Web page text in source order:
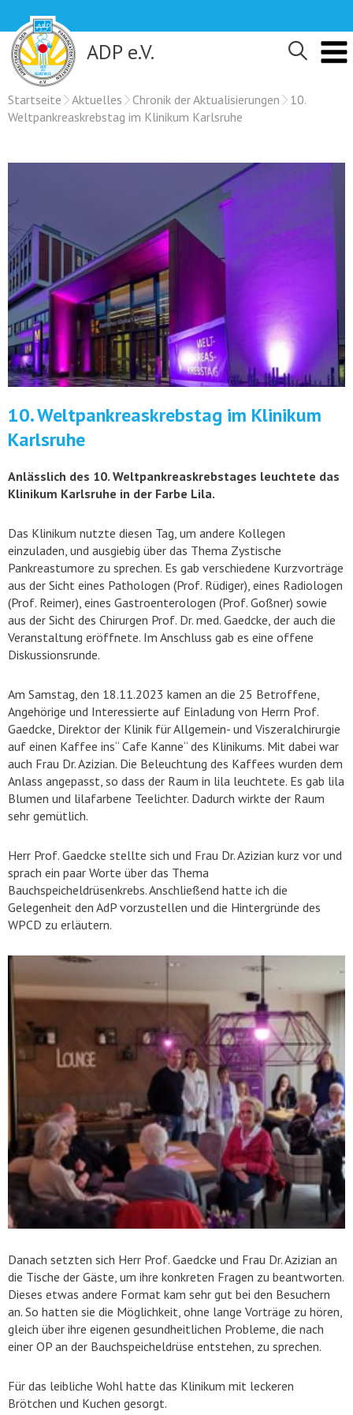
content
ADP e.V.
Startseite Aktuelles Chronik der Aktualisierungen
10.
Weltpankreaskrebstag im Klinikum Karlsruhe
10. Weltpankreaskrebstag im Klinikum
Karlsruhe
Anlässlich des 10. Weltpankreaskrebstages leuchtete das
Klinikum Karlsruhe in der Farbe Lila.
Das Klinikum nutzte diesen Tag, um andere Kollegen
einzuladen, und ausgiebig über das Thema Zystische
Pankreastumore zu sprechen. Es gab verschiedene Kurzvorträge
aus der Sicht eines Pathologen (Prof. Rüdiger), eines Radiologen
(Prof. Reimer), eines Gastroenterologen (Prof. Goßner) sowie
aus der Sicht des Chirurgen Prof. Dr. med. Gaedcke, der auch die
Veranstaltung eröffnete. Im Anschluss gab es eine offene
Diskussionsrunde.
Am Samstag, den 18.11.2023 kamen an die 25 Betroffene,
Angehörige und Interessierte auf Einladung von Herrn Prof.
Gaedcke, Direktor der Klinik für Allgemein- und Viszeralchirurgie
auf einen Kaffee ins“ Cafe Kanne“ des Klinikums. Mit dabei war
auch Frau Dr. Azizian. Die Beleuchtung des Kaffees wurden dem
Anlass angepasst, so dass der Raum in lila leuchtete. Es gab lila
Blumen und lilafarbene Teelichter. Dadurch wirkte der Raum
sehr gemütlich.
Herr Prof. Gaedcke stellte sich und Frau Dr. Azizian kurz vor und
sprach ein paar Worte über das Thema
Bauchspeicheldrüsenkrebs. Anschließend hatte ich die
Gelegenheit den AdP vorzustellen und die Hintergründe des
WPCD zu erläutern.
Danach setzten sich Herr Prof. Gaedcke und Frau Dr. Azizian an
die Tische der Gäste, um ihre konkreten Fragen zu beantworten.
Dieses etwas andere Format kam sehr gut bei den Besuchern
an. So hatten sie die Möglichkeit, ohne lange Vorträge zu hören,
gleich über ihre eigenen gesundheitlichen Probleme, die nach
einer OP an der Bauchspeicheldrüse entstehen, zu sprechen.
Für das leibliche Wohl hatte das Klinikum mit leckeren
Brötchen und Kuchen gesorgt.